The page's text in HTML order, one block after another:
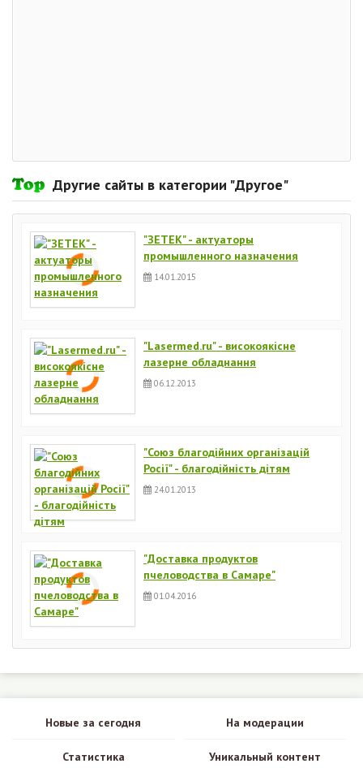
Другие сайты в категории "Другое"
"ЗЕТЕК" - актуаторы
промышленного назначения
14.01.2015
"Lasermed.ru" - високоякісне
лазерне обладнання
06.12.2013
"Союз благодійних організацій
Росії" - благодійність дітям
24.01.2013
"Доставка продуктов
пчеловодства в Самаре"
01.04.2016
Новые за сегодня На модерации
Статистика Уникальный контент